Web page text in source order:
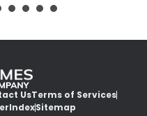
UsTerms of Services
IndexSitemap